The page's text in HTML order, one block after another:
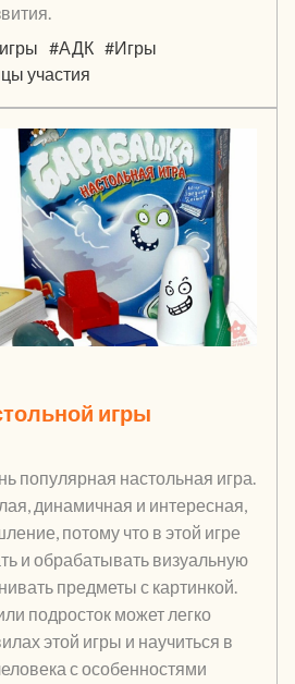
#АДК #Игры
участия
игры
популярная настольная игра.
динамичная и интересная,
потому что в этой игре
и обрабатывать визуальную
предметы с картинкой.
подросток может легко
этой игры и научиться в
с особенностями